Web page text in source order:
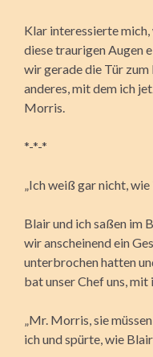
Klar interessierte
diese traurigen Augen
wir gerade die Tür
anderes, mit dem ich
Morris.
*-*-*
„Ich weiß gar nicht,
Blair und ich saßen im
wir anscheinend ein
unterbrochen hatten
bat unser Chef uns, mit
„Mr. Morris, sie
ich und spürte, wie